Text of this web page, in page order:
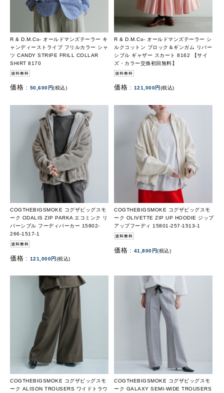
R & D.M.Co- オールドマンズテーラー キ
ャンディーストライプ フリルカラー シャ
ツ CANDY STRIPE FRILL COLLAR
SHIRT 8170
価格 : 50,600円(税込)
R & D.M.Co- オールドマンズテーラー シ
ルクコットン ブロック＆ギンガム リバー
シブル ギャザー スカート 8162 【サイ
ズ・カラー交換初回無料】
価格 : 121,000円 (税込)
COGTHEBIGSMOKE コグザビッグスモ
ーク ODALIS ZIP PARKA エコミンク リ
バーシブル フーディパーカー 15802-
266-1517-1
価格 : 121,000円(税込)
COGTHEBIGSMOKE コグザビッグスモ
ーク OLIVETTE ZIP UP HOODIE ジップ
アップフーディ 15801-257-1513-1
価格 : 41,800円(税込)
COGTHEBIGSMOKE コグザビッグスモ
ーク ALISON TROUSERS ワイドトラウ
COGTHEBIGSMOKE コグザビッグスモ
ーク GALAXY SEMI-WIDE TROUSERS